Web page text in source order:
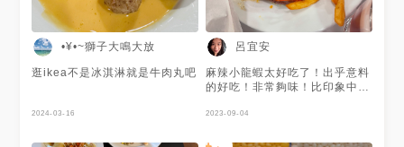
•¥•~獅子大鳴大放
逛ikea不是冰淇淋就是牛肉丸吧
2024-03-16
呂宜安
麻辣小龍蝦太好吃了！出乎意料
的好吃！非常夠味！比印象中的
2023-09-04